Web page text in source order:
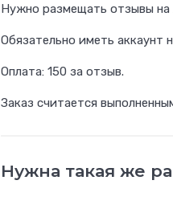
Нужно размещать отзывы на
Обязательно иметь аккаунт
Оплата: 150 за отзыв.
Заказ считается
Нужна такая же